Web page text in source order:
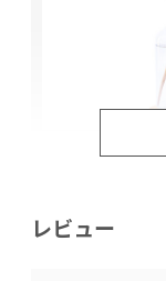
レビュー